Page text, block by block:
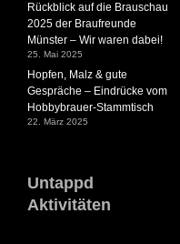
Rückblick auf die Brauschau
2025 der Braufreunde
Münster – Wir waren dabei!
25. Mai 2025
Hopfen, Malz & gute
Gespräche – Eindrücke vom
Hobbybrauer-Stammtisch
22. März 2025
Untappd
Aktivitäten